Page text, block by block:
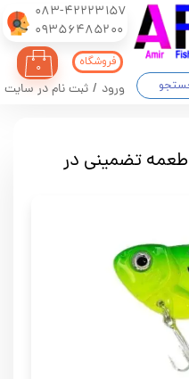
083-42223157
​​​​​​​09356485200
۰
ورود / ثبت نام در سایت
فروشگاه
طعمه ماهیگیری ومعرفی ۸ طعمه تضمینی در